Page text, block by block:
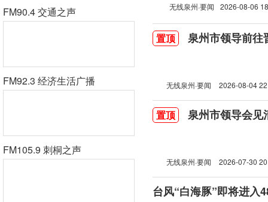
FM90.4 交通之声
FM92.3 经济生活广播
FM105.9 刺桐之声
无线泉州·要闻 2026-08-06
置顶 泉州市领导前往
无线泉州·要闻 2026-08-04
置顶 泉州市领导会见
无线泉州·要闻 2026-07-30
台风“白海豚”即将进入